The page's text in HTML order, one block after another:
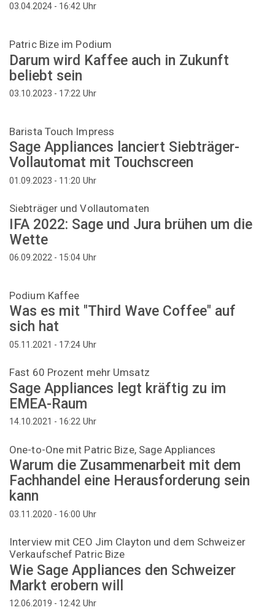
03.04.2024 - 16:42 Uhr
Patric Bize im Podium
Darum wird Kaffee auch in Zukunft
beliebt sein
03.10.2023 - 17:22 Uhr
Barista Touch Impress
Sage Appliances lanciert Siebträger-
Vollautomat mit Touchscreen
01.09.2023 - 11:20 Uhr
Siebträger und Vollautomaten
IFA 2022: Sage und Jura brühen um die
Wette
06.09.2022 - 15:04 Uhr
Podium Kaffee
Was es mit "Third Wave Coffee" auf
sich hat
05.11.2021 - 17:24 Uhr
Fast 60 Prozent mehr Umsatz
Sage Appliances legt kräftig zu im
EMEA-Raum
14.10.2021 - 16:22 Uhr
One-to-One mit Patric Bize, Sage Appliances
Warum die Zusammenarbeit mit dem
Fachhandel eine Herausforderung sein
kann
03.11.2020 - 16:00 Uhr
Interview mit CEO Jim Clayton und dem Schweizer
Verkaufschef Patric Bize
Wie Sage Appliances den Schweizer
Markt erobern will
12.06.2019 - 12:42 Uhr